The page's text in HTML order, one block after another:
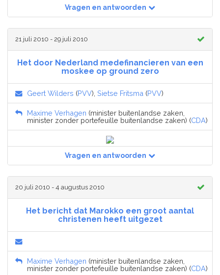
Vragen en antwoorden
21 juli 2010 - 29 juli 2010
Het door Nederland medefinancieren van een
moskee op ground zero
Geert Wilders (PVV), Sietse Fritsma (PVV)
Maxime Verhagen (minister buitenlandse zaken,
minister zonder portefeuille buitenlandse zaken) (CDA)
Vragen en antwoorden
20 juli 2010 - 4 augustus 2010
Het bericht dat Marokko een groot aantal
christenen heeft uitgezet
Maxime Verhagen (minister buitenlandse zaken,
minister zonder portefeuille buitenlandse zaken) (CDA)